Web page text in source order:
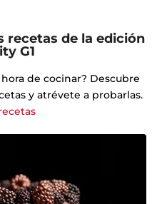
recetas de la edición
G1
de cocinar? Descubre
y atrévete a probarlas.